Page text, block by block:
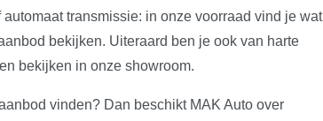
transmissie: in onze voorraad vind je wat
bekijken. Uiteraard ben je ook van harte
bekijken in onze showroom.
vinden? Dan beschikt MAK Auto over